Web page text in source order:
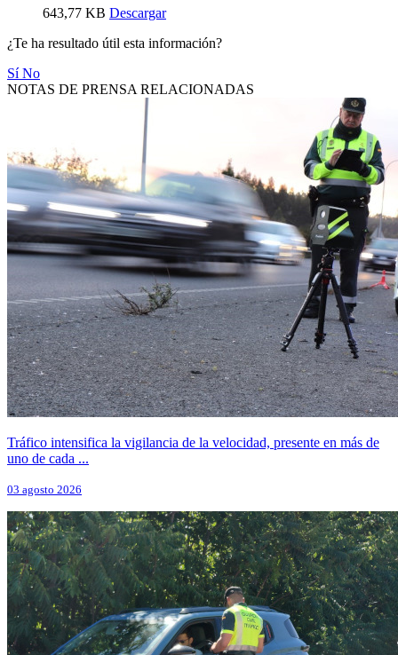
643,77 KB Descargar
¿Te ha resultado útil esta información?
SíNo
NOTAS DE PRENSA RELACIONADAS
Tráfico intensifica la vigilancia de la velocidad, presente en más de
uno de cada ...
03 agosto 2026